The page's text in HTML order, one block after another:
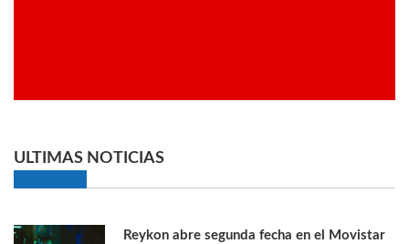
ULTIMAS NOTICIAS
Reykon abre segunda fecha en el Movistar